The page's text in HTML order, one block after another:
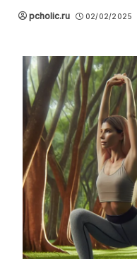
pcholic.ru 02/02/2025